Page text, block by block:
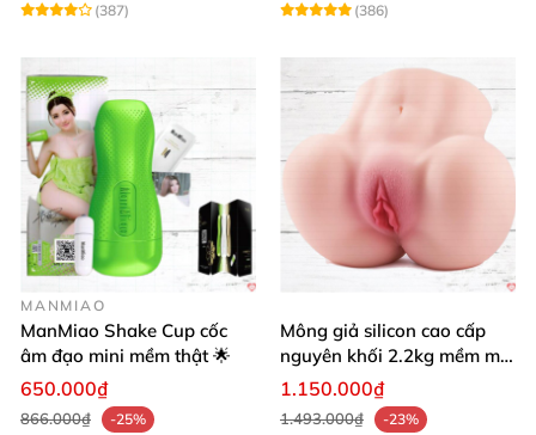
(387)
(386)
MANMIAO
ManMiao Shake Cup cốc
âm đạo mini mềm thật 🌟
650.000₫
866.000₫
-25%
Mông giả silicon cao cấp
nguyên khối 2.2kg mềm mại
khít bóp cực thật
1.150.000₫
1.493.000₫
-23%